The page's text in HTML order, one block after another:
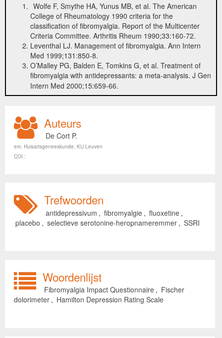
Wolfe F, Smythe HA, Yunus MB, et al. The American
College of Rheumatology 1990 criteria for the
classification of fibromyalgia. Report of the Multicenter
Criteria Committee. Arthritis Rheum 1990;33:160-72.
Leventhal LJ. Management of fibromyalgia. Ann Intern
Med 1999;131:850-8.
O’Malley PG, Balden E, Tomkins G, et al. Treatment of
fibromyalgia with antidepressants: a meta-analysis. J Gen
Intern Med 2000;15:659-66.
Auteurs
De Cort P.
em. Huisartsgeneeskunde, KU Leuven
COI :
Trefwoorden
antidepressivum , fibromyalgie , fluoxetine ,
placebo , selectieve serotonine-heropnameremmer , SSRI
Woordenlijst
Fibromyalgia Impact Questionnaire , Fischer
dolorimeter , Hamilton Depression Rating Scale